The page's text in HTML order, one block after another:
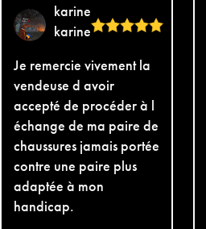
karine
karine
Je remercie vivement la
vendeuse d avoir
accepté de procéder à l
échange de ma paire de
chaussures jamais portée
contre une paire plus
adaptée à mon
handicap.